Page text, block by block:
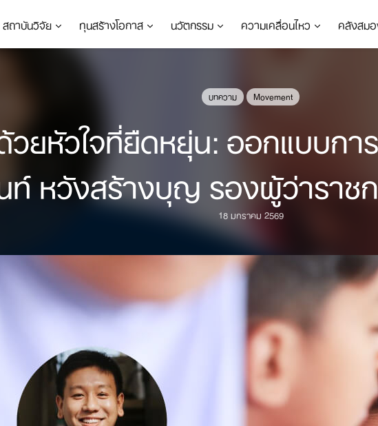
สถาบันวิจัย ทุนสร้างโอกาส นวัตกรรม ความเคลื่อนไหว คลังสม
บทความ Movement
วยหัวใจที่ยืดหยุ่น: ออกแบบกา
หวังสร้างบุญ รองผู้ว่าราช
18 มกราคม 2569